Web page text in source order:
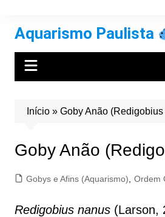
conteúdo
Aquarismo Paulista
Início» Goby Anão
Goby Anão
Gobys e Afins (Aquarismo) Ordem
Redigobius nanus(Larson,